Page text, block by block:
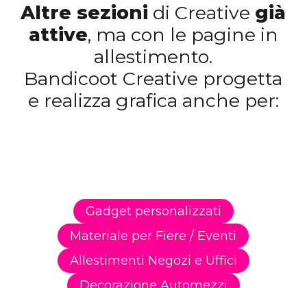
Altre sezioni di Creative già
attive, ma con le pagine in
allestimento.
Bandicoot Creative progetta
e realizza grafica anche per:
Gadget personalizzati
Materiale per Fiere / Eventi
Allestimenti Negozi e Uffici